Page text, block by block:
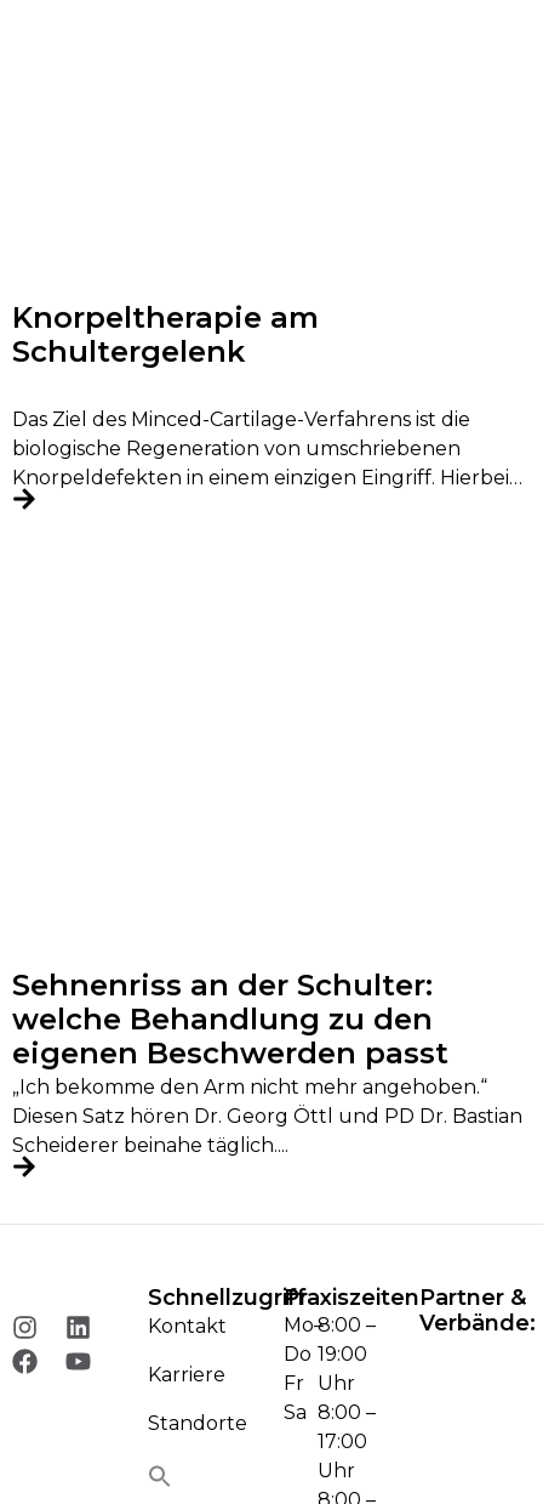
Knorpeltherapie am
Schultergelenk
Das Ziel des Minced-Cartilage-Verfahrens ist die
biologische Regeneration von umschriebenen
Knorpeldefekten in einem einzigen Eingriff. Hierbei
wird körpereigenes Knorpelgewebe entnommen,...
Sehnenriss an der Schulter:
welche Behandlung zu den
eigenen Beschwerden passt
„Ich bekomme den Arm nicht mehr angehoben.“
Diesen Satz hören Dr. Georg Öttl und PD Dr. Bastian
Scheiderer beinahe täglich....
Schnellzugriff
Kontakt
Karriere
Standorte
Praxiszeiten
Mo–
Do
Fr
Sa
8:00 –
19:00
Uhr
8:00 –
17:00
Uhr
8:00 –
Partner &
Verbände: